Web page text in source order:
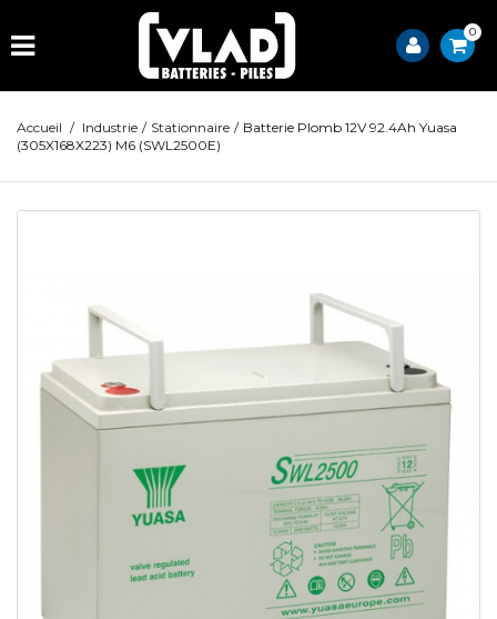
0
Accueil / Industrie / Stationnaire / Batterie Plomb 12V 92.4Ah Yuasa
(305X168X223) M6 (SWL2500E)